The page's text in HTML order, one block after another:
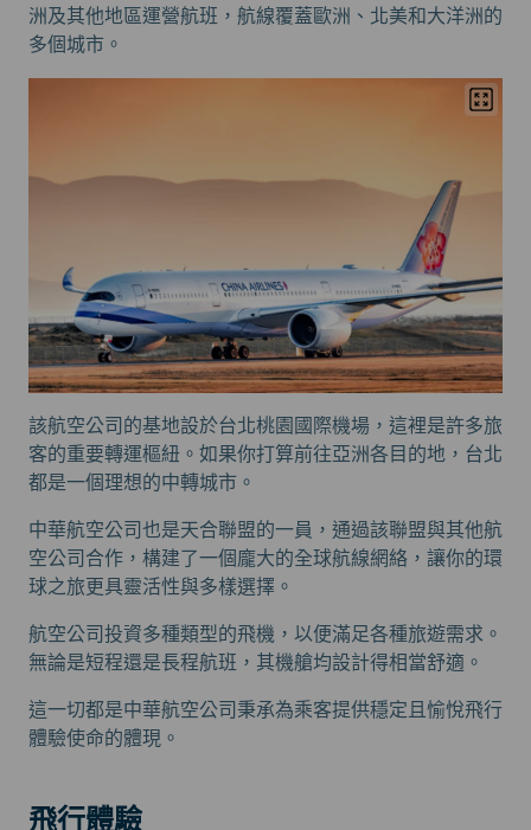
洲及其他地區運營航班，航線覆蓋歐洲、北美和大洋洲的
多個城市。
該航空公司的基地設於台北桃園國際機場，這裡是許多旅
客的重要轉運樞紐。如果你打算前往亞洲各目的地，台北
都是一個理想的中轉城市。
中華航空公司也是天合聯盟的一員，通過該聯盟與其他航
空公司合作，構建了一個龐大的全球航線網絡，讓你的環
球之旅更具靈活性與多樣選擇。
航空公司投資多種類型的飛機，以便滿足各種旅遊需求。
無論是短程還是長程航班，其機艙均設計得相當舒適。
這一切都是中華航空公司秉承為乘客提供穩定且愉悅飛行
體驗使命的體現。
飛行體驗